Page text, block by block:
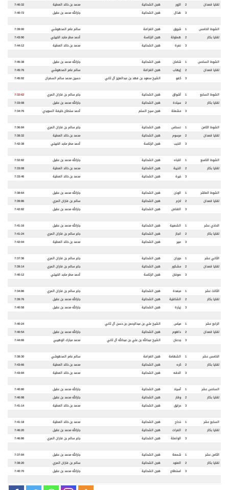
لقايا قعدان
2 الزور هجن الشحانية محمد بن خالد العطية
7:40:32
3
هذال هجن الشحانية جارالله محمد بن عقيل 7:40:72
الشوط الخامس 1 شروق هجن الغرافة سالم عامر المدهوشي
7:39:00
لقايا بكار
2 هملولة هجن الرئاسة أحمد مطر ماجد الخييلي
7:43:90
3
نفرة هجن الشحانية محمد بن خالد العطية 7:44:12
الشوط السادس 1 شامان هجن الشحانية جارالله محمد بن عقيل
7:45:38
لقايا قعدان
2 إيهاب هجن الغرافة سالم عامر المدهوشي
7:45:76
3
كفو الشيخ سعود بن فهد بن عبدالعزيز آل ثاني حسين محمد سالم السفران 7:45:92
الشوط السابع 1 أشواق هجن الشحانية جابر سالم بن فاران المري
7:32:62
لقايا بكار
2 سيادة هجن الشحانية جارالله محمد بن عقيل
7:33:08
3
مشعلة هجن سيح السلم أحمد سلطان خليفة السويدي 7:34:76
الشوط الثامن 1 نسناس هجن الشحانية جابر سالم بن فاران المري
7:36:84
لقايا قعدان
2 مرسوم هجن الشحانية محمد بن خالد العطية
7:38:32
3
الذيب هجن الرئاسة أحمد مطر ماجد الخييلي 7:42:38
الشوط التاسع 1 انتباه هجن الشحانية جارالله محمد بن عقيل
7:32:82
لقايا بكار
2 الذيبة هجن الشحانية محمد بن خالد العطية
7:33:08
3
خيرة هجن الشحانية محمد بن خالد العطية 7:33:46
الشوط العاشر 1 الوذن هجن الشحانية جارالله محمد بن عقيل
7:38:64
لقايا قعدان
2 لازم هجن الشحانية سالم بن فاران المري
7:39:86
3
القناص هجن الشحانية جارالله محمد بن عقيل 7:42:82
الحادي عشر 1 الشعبية هجن الشحانية جارالله محمد بن عقيل
7:41:16
لقايا بكار
2 انجاز هجن الشحانية جابر سالم بن فاران المري
7:41:24
3
عبير هجن الشحانية محمد بن خالد العطية 7:42:04
الثاني عشر 1 حوران هجن الشحانية جابر سالم بن فاران المري
7:37:36
لقايا قعدان
2 مشكور هجن الشحانية جابر سالم بن فاران المري
7:39:14
3
صوغان هجن الرئاسة أحمد مطر ماجد الخييلي 7:40:12
الثالث عشر 1 مبعدة هجن الشحانية جابر سالم بن فاران المري
7:34:86
لقايا بكار
2 الشاغلية هجن الشحانية جارالله محمد بن عقيل
7:39:76
3
زيارة هجن الشحانية جارالله محمد بن عقيل 7:40:58
الرابع عشر 1 مياس الشيخ علي بن عبدالرحمن بن حسن آل ثاني
7:40:24
لقايا قعدان
2 داهوم هجن الشحانية جارالله محمد بن عقيل
7:40:54
3
جدعان الشيخ عبدالله بن علي بن عبدالله آل ثاني محمد مبارك الوهيبي 7:44:66
الخامس عشر 1 الشهامة هجن الغرافة سالم عامر المدهوشي
7:38:30
لقايا بكار
2 كره هجن الشحانية محمد بن خالد العطية
7:43:66
3
الحقه هجن الشحانية محمد بن خالد العطية 7:43:84
السادس عشر 1 أسياد هجن الشحانية جارالله محمد بن عقيل
7:40:80
لقايا بكار
2 وقار هجن الشحانية جارالله محمد بن عقيل
7:40:98
3
حرايق هجن الشحانية محمد بن خالد العطية 7:41:14
السابع عشر 1 ذحاح هجن الشحانية محمد بن خالد العطية
7:41:18
لقايا بكار
2 الفرات هجن الشحانية جارالله محمد بن عقيل
7:46:20
3
الواصلة هجن الشحانية جابر سالم بن فاران المري 7:46:86
الثامن عشر 1 شمعة هجن الشحانية جارالله محمد بن عقيل
7:37:84
لقايا بكار
2 العنود هجن الشحانية سالم بن فاران المري
7:38:20
3
استطلاع هجن الشحانية جارالله محمد بن عقيل 7:40:70